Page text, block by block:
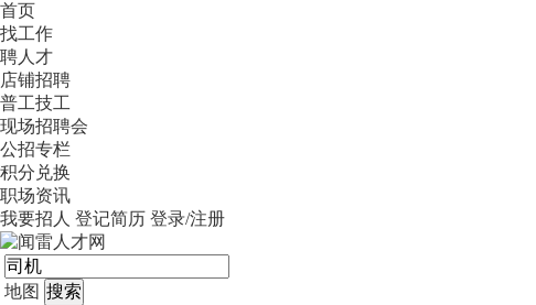
首页
找工作
聘人才
店铺招聘
普工技工
现场招聘会
公招专栏
积分兑换
职场资讯
我要招人 登记简历 登录/注册
地图